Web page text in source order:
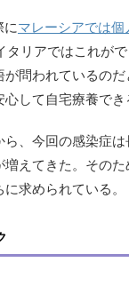
にマレーシアでは
タリアではこれが
問われているのだ
して自宅療養でき
ら、今回の感染症
増えてきた。その
求められている。